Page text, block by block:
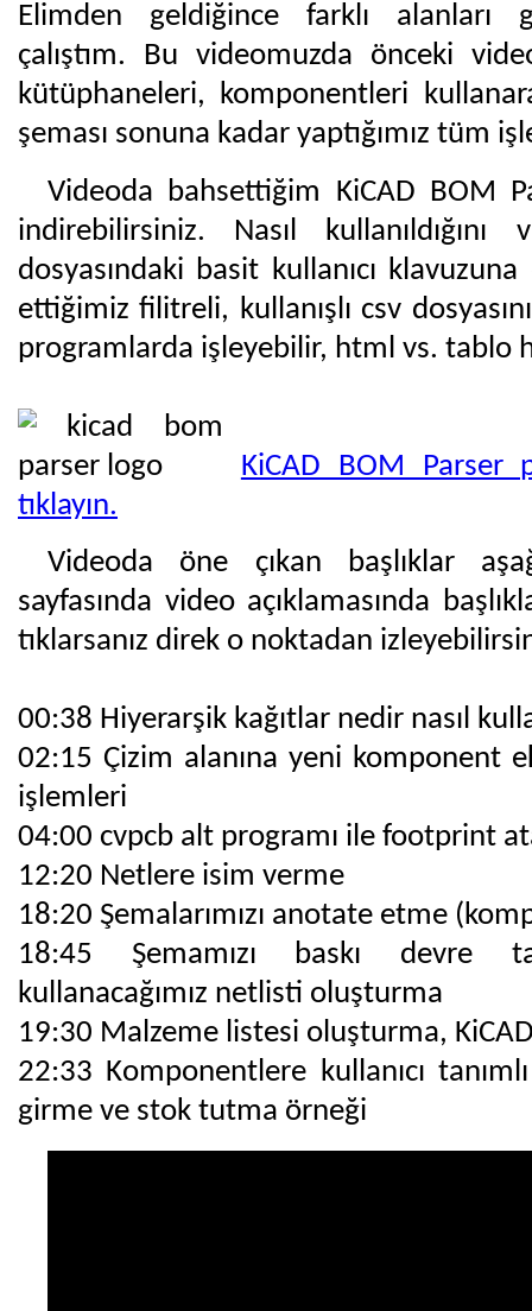
Elimden geldiğince farklı alanları
çalıştım. Bu videomuzda önceki
kütüphaneleri, komponentleri
şeması sonuna kadar yaptığımız tüm
Videoda bahsettiğim KiCAD BOM
indirebilirsiniz. Nasıl
dosyasındaki basit kullanıcı
ettiğimiz filitreli, kullanışlı csv
programlarda işleyebilir, html vs. tablo
KiCAD BOM Parser
tıklayın.
Videoda öne çıkan başlıklar
sayfasında video açıklamasında
tıklarsanız direk o noktadan
00:38 Hiyerarşik kağıtlar nedir nasıl
02:15 Çizim alanına yeni komponent
işlemleri
04:00 cvpcb alt programı ile footprint
12:20 Netlere isim verme
18:20 Şemalarımızı anotate etme
18:45 Şemamızı baskı devre
kullanacağımız netlisti oluşturma
19:30 Malzeme listesi oluşturma,
22:33 Komponentlere kullanıcı
girme ve stok tutma örneği